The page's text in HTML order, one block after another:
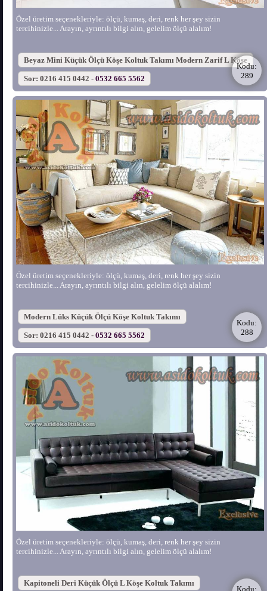
Özel üretim seçenekleriyle: ölçü, kumaş, deri, renk her şey sizin
tercihinizle... Arayın, ayrıntılı bilgi alın, gelelim ölçü alalım!
Beyaz Mini Küçük Ölçü Köşe Koltuk Takımı Modern Zarif L Köşe
Kodu:
289
Sor: 0216 415 0442 - 0532 665 5562
Özel üretim seçenekleriyle: ölçü, kumaş, deri, renk her şey sizin
tercihinizle... Arayın, ayrıntılı bilgi alın, gelelim ölçü alalım!
Modern Lüks Küçük Ölçü Köşe Koltuk Takımı
Kodu:
288
Sor: 0216 415 0442 - 0532 665 5562
Özel üretim seçenekleriyle: ölçü, kumaş, deri, renk her şey sizin
tercihinizle... Arayın, ayrıntılı bilgi alın, gelelim ölçü alalım!
Kapitoneli Deri Küçük Ölçü L Köşe Koltuk Takımı
Kodu: